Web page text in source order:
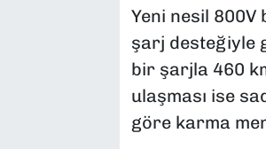
Yeni nesil 800V
şarj desteğiyle
bir şarjla 460
ulaşması ise
göre karma